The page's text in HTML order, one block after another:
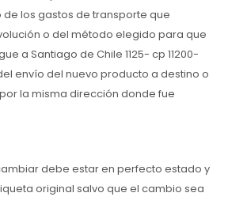
los gastos de transporte que
o del método elegido para que
a Santiago de Chile 1125- cp 11200-
envío del nuevo producto a destino o
la misma dirección donde fue
debe estar en perfecto estado y
original salvo que el cambio sea